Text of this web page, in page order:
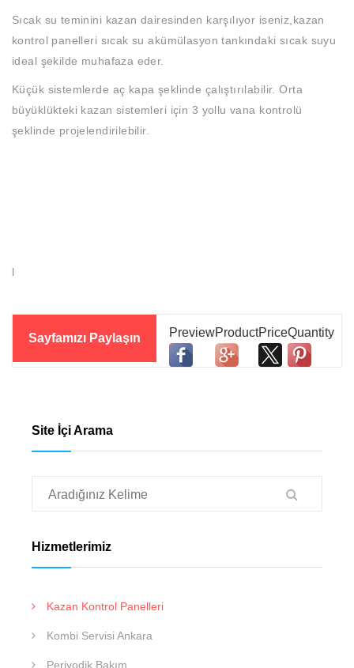
Sıcak su teminini kazan dairesinden karşılıyor iseniz,kazan
kontrol panelleri sıcak su akümülasyon tankındaki sıcak suyu
ideal şekilde muhafaza eder.
Küçük sistemlerde aç kapa şeklinde çalıştırılabilir. Orta
büyüklükteki kazan sistemleri için 3 yollu vana kontrolü
şeklinde projelendirilebilir.
l
Sayfamızı Paylaşın
Site İçi Arama
Hizmetlerimiz
Kazan Kontrol Panelleri
Kombi Servisi Ankara
Periyodik Bakım